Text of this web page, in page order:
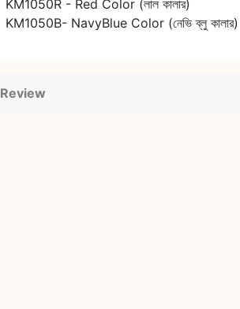
KM1050R - Red Color (লাল কালার)
KM1050B- NavyBlue Color (নেভি ব্লু কালার)
Review